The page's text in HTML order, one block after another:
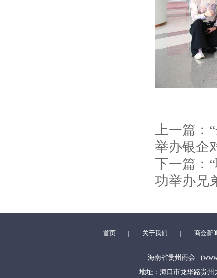
上一篇：
举办银企
下一篇：
功举办兄
首页 关于我们 商会新
海南省贵州商会
地址：海口市龙华路贵州